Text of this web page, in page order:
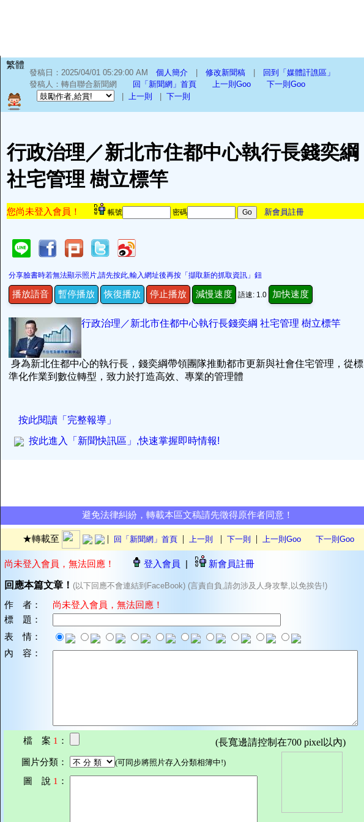
繁體
發稿日：2025/04/01 05:29:00 AM 個人簡介| 修改新聞稿|
回到「媒體訐譙區」
發稿人：轉自聯合新聞網
回「新聞網」首頁 上一則Goo
下一則Goo
上一則 下一則
行政治理／新北市住都中心執行長錢奕綱
社宅管理 樹立標竿
您尚未登入會員！ 帳號 密碼 新會員註冊
分享臉書時若無法顯示照片,請先按此,輸入網址後再按「擷取新的抓取資訊」鈕
播放語音 暫停播放 恢復播放 停止播放 減慢速度 語速: 1.0 加快速度
行政治理／新北市住都中心執行長錢奕綱 社宅管理 樹立標竿
身為新北住都中心的執行長，錢奕綱帶領團隊推動都市更新與社會住宅管理，從標
準化作業到數位轉型，致力於打造高效、專業的管理體
按此閱讀「完整報導」
按此進入「新聞快訊區」,快速掌握即時情報!
避免法律糾紛，轉載本區文稿請先徵得原作者同意！
★轉載至 | 回「新聞網」首頁 | 上一則 | 下一則 | 上一則Goo 下一則Goo
尚未登入會員，無法回應！ 登入會員 | 新會員註冊
回應本篇文章！ (以下回應不會連結到FaceBook) (言責自負,請勿涉及人身攻擊,以免挨告!)
作 者：
尚未登入會員，無法回應！
標 題：
表 情：
內 容：
檔 案 1 ： (長寬邊請控制在700 pixel以內)
圖片分類： (可同步將照片存入分類相簿中!)
圖 說 1 ：